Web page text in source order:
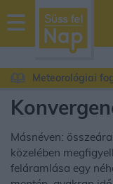
sussfelnap.hu
időjárás
Meteorológiai
Másnéven:
közelében
feláramlása egy